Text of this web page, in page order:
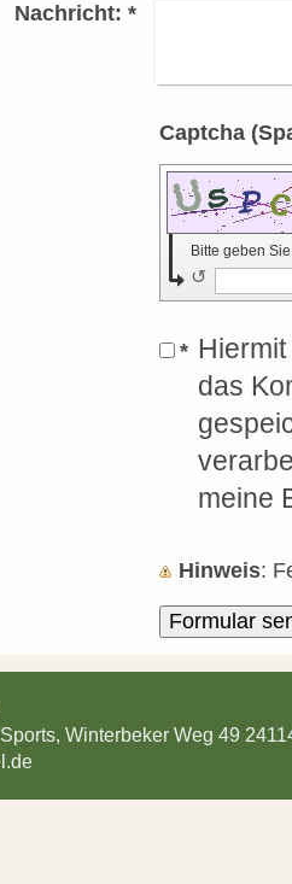
Nachricht: *
Bitte geben
↺
*
das
meine
Hinweis :
Winterbeker Weg 49